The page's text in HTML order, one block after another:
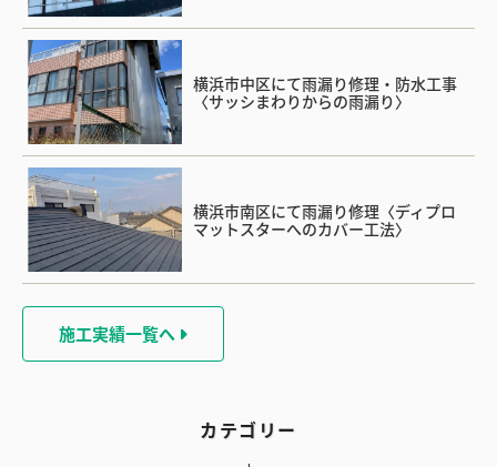
横浜市中区にて雨漏り修理・防水工事
〈サッシまわりからの雨漏り〉
横浜市南区にて雨漏り修理〈ディプロ
マットスターへのカバー工法〉
施工実績一覧へ
カテゴリー